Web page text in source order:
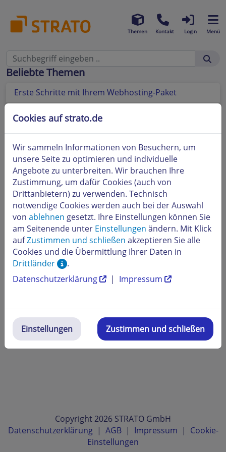
Themen Kontakt Login Menü
Beliebte Themen
Erste Schritte mit Ihrem Webhosting-Paket
Wie lange dauert es, bis meine Domain registriert
ist?
Wie lege ich ein Kundenpasswort an?
So einfach nutzen Sie die Digitale Visitenkarte
So nutzen Sie die Statistikauswertungen in Ihrem
Hosting-Paket
So nutzen Sie unsere Datenbank
Wie nutze ich die Zwei-Faktor-Authentifizierung für
den STRATO Kunden-Login?
Copyright 2026 STRATO GmbH
Datenschutzerklärung | AGB | Impressum | Cookie-
Einstellungen
Cookies auf strato.de
Wir sammeln Informationen von Besuchern, um
unsere Seite zu optimieren und individuelle
Angebote zu unterbreiten. Wir brauchen Ihre
Zustimmung, um dafür Cookies (auch von
Drittanbietern) zu verwenden. Technisch
notwendige Cookies werden auch bei der Auswahl
von ablehnen gesetzt. Ihre Einstellungen können Sie
am Seitenende unter Einstellungen ändern. Mit Klick
aufZustimmen und schließen akzeptieren Sie alle
Cookies und die Übermittlung Ihrer Daten in
Drittländer
.
Datenschutzerklärung
| Impressum
Einstellungen Zustimmen und schließen